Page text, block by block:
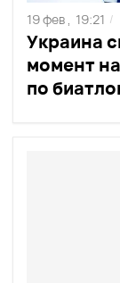
Украина
момент
по
19 фев , 19:21 /